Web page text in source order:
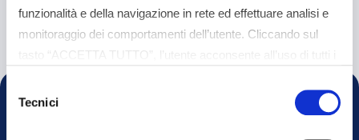
funzionalità e della navigazione in rete ed effettuare analisi e
monitoraggio dei comportamenti dell’utente. Cliccando sul
analitici. Il consenso è facoltativo e può essere revocato in
qualsiasi momento. Se l’utente desidera gestire le proprie
delTecnici